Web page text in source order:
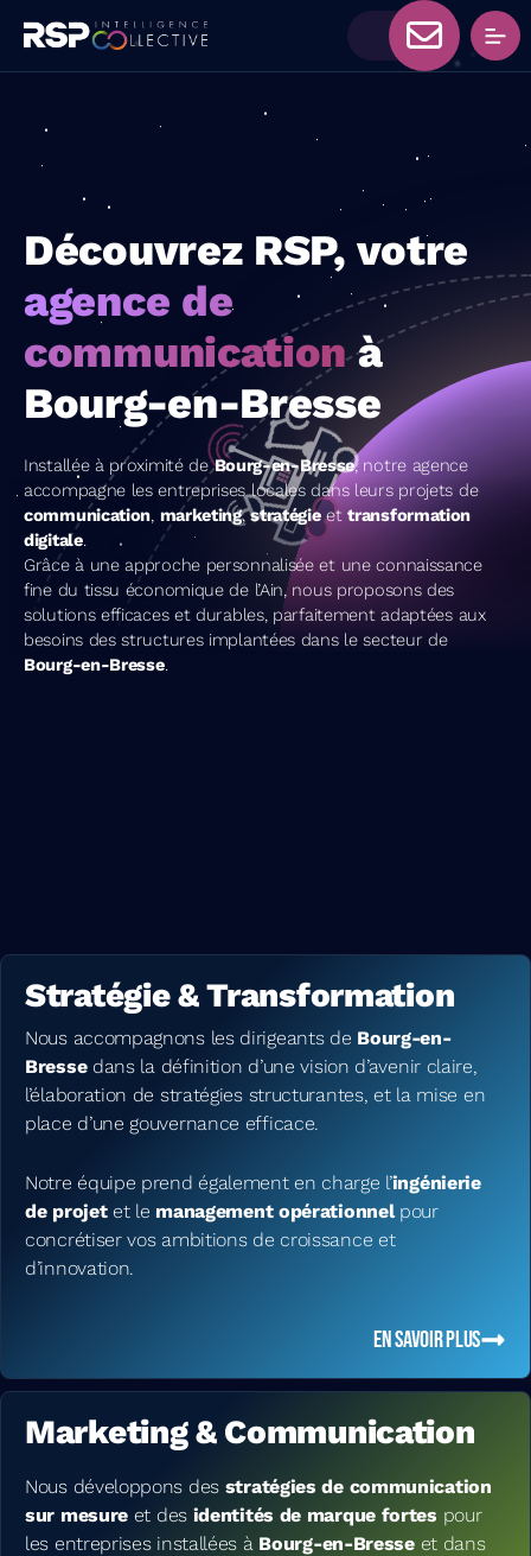
Découvrez RSP, votre
agence de
communicationà
Bourg-en-Bresse
Installée à proximité deBourg-en-Bresse, notre agence
accompagne les entreprises locales dans leurs projets de
communication, marketing,stratégieettransformation
digitale.
Grâce à une approche personnalisée et une connaissance
fine du tissu économique de l’Ain, nous proposons des
solutions efficaces et durables, parfaitement adaptées aux
besoins des structures implantées dans le secteur de
Bourg-en-Bresse.
Stratégie & Transformation
Nous accompagnons les dirigeants de Bourg-en-
Bressedans la définition d’une vision d’avenir claire,
l’élaboration de stratégies structurantes, et la mise en
place d’une gouvernance efficace.
Notre équipe prend également en charge l’ingénierie
de projetet le management opérationnelpour
concrétiser vos ambitions de croissance et
d’innovation.
EN SAVOIR PLUS
Marketing & Communication
Nous développons des stratégies de communication
sur mesure et des identités de marque fortes pour
les entreprises installées à Bourg-en-Bresseet dans